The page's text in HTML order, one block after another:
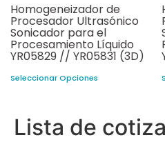
Homogeneizador de
Procesador Ultrasónico
Sonicador para el
Procesamiento Líquido
YR05829 // YR05831 (3D)
Seleccionar Opciones
Lista de